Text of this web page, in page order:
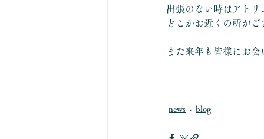
出張のない時はアトリ
どこかお近くの所が
また来年も皆様にお
news blog